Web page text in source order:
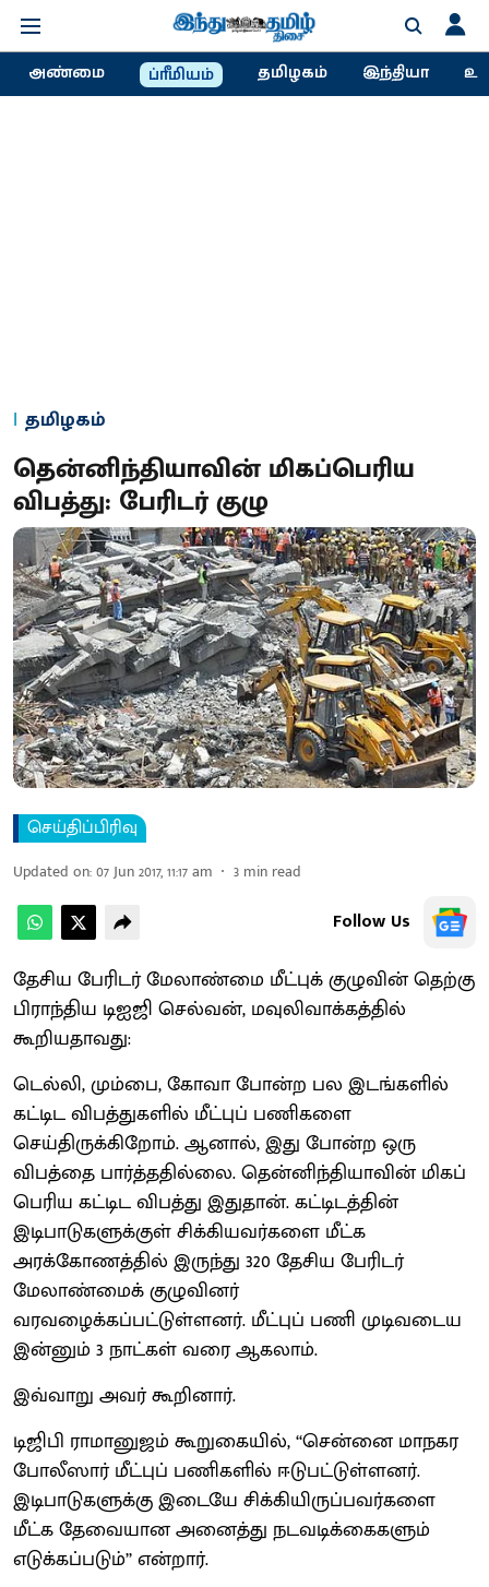
அண்மை ப்ரீமியம் தமிழகம் இந்தியா
தமிழகம்
தென்னிந்தியாவின் மிகப்பெரிய
விபத்து: பேரிடர் குழு
செய்திப்பிரிவு
Updated on:07 Jun 2017, 11:17 am 3 min read
Follow Us
தேசிய பேரிடர் மேலாண்மை மீட்புக் குழுவின் தெற்கு
பிராந்திய டிஐஜி செல்வன், மவுலிவாக்கத்தில்
கூறியதாவது:
டெல்லி, மும்பை, கோவா போன்ற பல இடங்களில்
கட்டிட விபத்துகளில் மீட்புப் பணிகளை
செய்திருக்கிறோம். ஆனால், இது போன்ற ஒரு
விபத்தை பார்த்ததில்லை. தென்னிந்தியாவின் மிகப்
பெரிய கட்டிட விபத்து இதுதான். கட்டிடத்தின்
இடிபாடுகளுக்குள் சிக்கியவர்களை மீட்க
அரக்கோணத்தில் இருந்து 320 தேசிய பேரிடர்
மேலாண்மைக் குழுவினர்
வரவழைக்கப்பட்டுள்ளனர். மீட்புப் பணி முடிவடைய
இன்னும் 3 நாட்கள் வரை ஆகலாம்.
இவ்வாறு அவர் கூறினார்.
டிஜிபி ராமானுஜம் கூறுகையில், ‘‘சென்னை மாநகர
போலீஸார் மீட்புப் பணிகளில் ஈடுபட்டுள்ளனர்.
இடிபாடுகளுக்கு இடையே சிக்கியிருப்பவர்களை
மீட்க தேவையான அனைத்து நடவடிக்கைகளும்
எடுக்கப்படும்’’ என்றார்.